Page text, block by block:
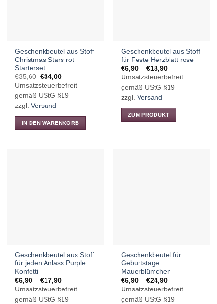
gewählt
werden
Geschenkbeutel aus Stoff
Christmas Stars rot I
Starterset
€35,60 Ursprünglicher
Preis
war:
€35,60
€34,00Aktueller
Preis
ist:
€34,00.
Umsatzsteuerbefreit
gemäß UStG §19
zzgl.Versand
IN DEN WARENKORB
Geschenkbeutel aus Stoff
für Feste Herzblatt rose
€6,90 –€18,90Preisspanne:
€6,90
bis
€18,90
Umsatzsteuerbefreit
gemäß UStG §19
zzgl.Versand
ZUM PRODUKT
werden
Geschenkbeutel aus Stoff
für jeden Anlass Purple
Konfetti
€6,90 –€17,90Preisspanne:
€6,90
bis
€17,90
Umsatzsteuerbefreit
gemäß UStG §19
Geschenkbeutel für
Geburtstage
Mauerblümchen
€6,90 –€24,90Preisspanne:
€6,90
bis
€24,90
Umsatzsteuerbefreit
gemäß UStG §19